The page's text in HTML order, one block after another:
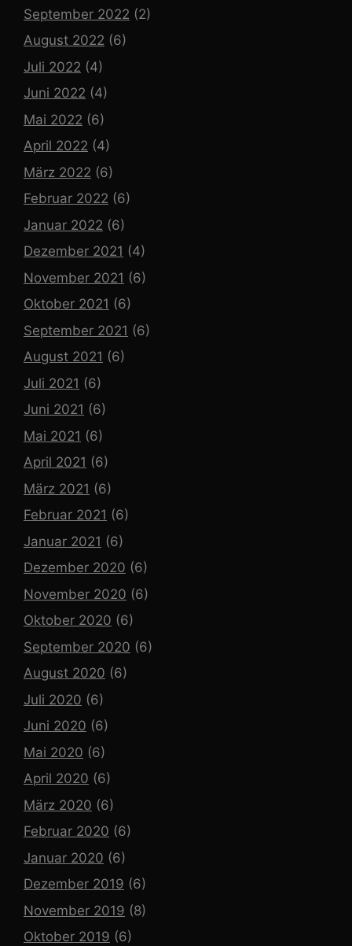
September 2022 (2)
August 2022 (6)
Juli 2022 (4)
Juni 2022 (4)
Mai 2022 (6)
April 2022 (4)
März 2022 (6)
Februar 2022 (6)
Januar 2022 (6)
Dezember 2021 (4)
November 2021 (6)
Oktober 2021 (6)
September 2021 (6)
August 2021 (6)
Juli 2021 (6)
Juni 2021 (6)
Mai 2021 (6)
April 2021 (6)
März 2021 (6)
Februar 2021 (6)
Januar 2021 (6)
Dezember 2020 (6)
November 2020 (6)
Oktober 2020 (6)
September 2020 (6)
August 2020 (6)
Juli 2020 (6)
Juni 2020 (6)
Mai 2020 (6)
April 2020 (6)
März 2020 (6)
Februar 2020 (6)
Januar 2020 (6)
Dezember 2019 (6)
November 2019 (8)
Oktober 2019 (6)